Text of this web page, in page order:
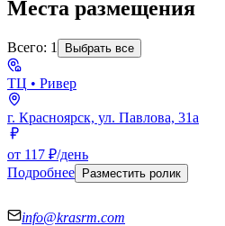
Места размещения
Всего: 1 Выбрать все
ТЦ • Ривер
г. Красноярск, ул. Павлова, 31а
от 117 ₽/день
Подробнее Разместить ролик
info@krasrm.com